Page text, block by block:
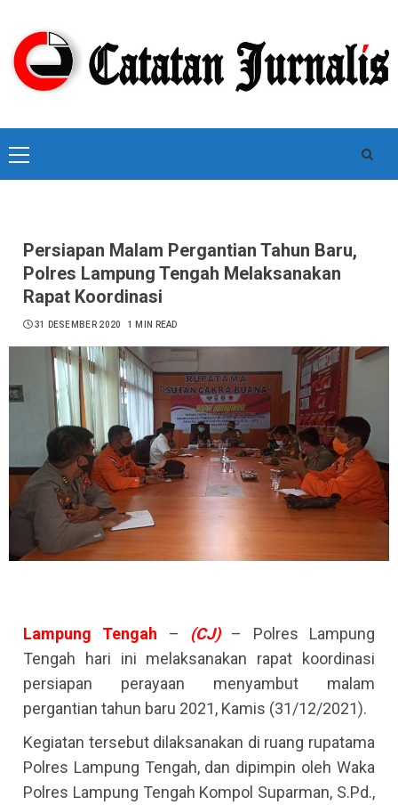
content
Primary
Menu
Persiapan Malam Pergantian Tahun Baru,
Polres Lampung Tengah Melaksanakan
Rapat Koordinasi
31 DESEMBER 2020 1 MIN READ
Lampung Tengah – (CJ)– Polres Lampung
Tengah hari ini melaksanakan rapat koordinasi
persiapan perayaan menyambut malam
pergantian tahun baru 2021, Kamis (31/12/2021).
Kegiatan tersebut dilaksanakan di ruang rupatama
Polres Lampung Tengah, dan dipimpin oleh Waka
Polres Lampung Tengah Kompol Suparman, S.Pd.,